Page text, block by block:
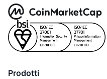
Prodotti